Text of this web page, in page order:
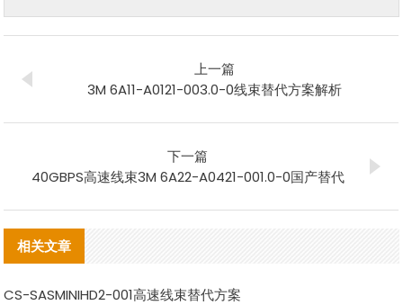
上一篇
3M 6A11-A0121-003.0-0线束替代方案解析
下一篇
40GBPS高速线束3M 6A22-A0421-001.0-0国产替代
相关文章
CS-SASMINIHD2-001高速线束替代方案